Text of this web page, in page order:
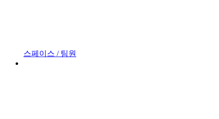
스페이스 / 팀원